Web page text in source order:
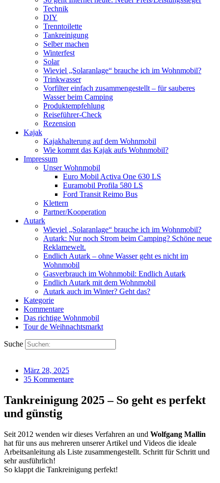
Technik
DIY
Trenntoilette
Tankreinigung
Selber machen
Winterfest
Solar
Wieviel „Solaranlage“ brauche ich im Wohnmobil?
Trinkwasser
Vorfilter einfach zusammengestellt – für sauberes
Wasser beim Camping
Produktempfehlung
Reiseführer-Check
Rezension
Kajak
Kajakhalterung auf dem Wohnmobil
Wie kommt das Kajak aufs Wohnmobil?
Impressum
Unser Wohnmobil
Euro Mobil Activa One 630 LS
Euramobil Profila 580 LS
Ford Transit Reimo Bus
Klettern
Partner/Kooperation
Autark
Wieviel „Solaranlage“ brauche ich im Wohnmobil?
Autark: Nur noch Strom beim Camping? Schöne neue
Reklamewelt.
Endlich Autark – ohne Wasser geht es nicht im
Wohnmobil
Gasverbrauch im Wohnmobil: Endlich Autark
Endlich Autark mit dem Wohnmobil
Autark auch im Winter? Geht das?
Kategorie
Kommentare
Das richtige Wohnmobil
Tour de Weihnachtsmarkt
Suche
März 28, 2025
35 Kommentare
Tankreinigung 2025 – So geht es perfekt
und günstig
Seit 2012 wenden wir dieses Verfahren an und Wolfgang Mallin
hat für uns aus mehreren unserer Artikel und Videos die ideale
Arbeitsanleitung als Liste zusammengestellt. Schritt für Schritt und
sehr ausführlich!
So klappt die Tankreinigung perfekt!